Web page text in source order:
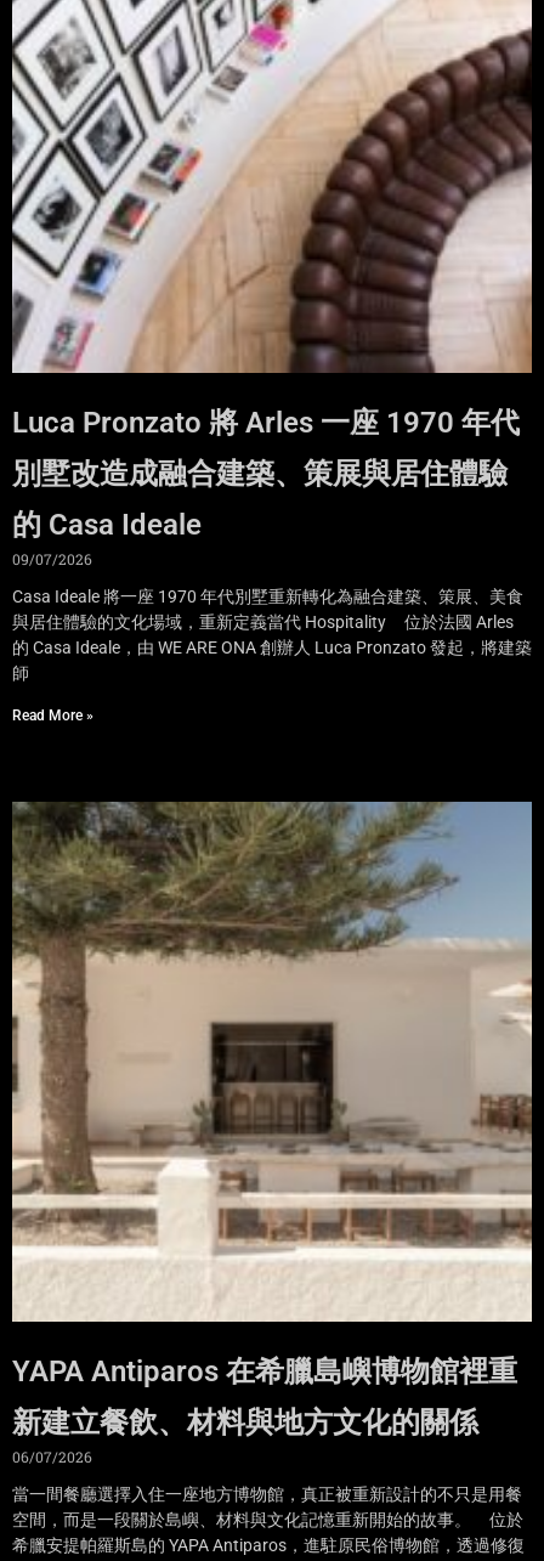
Luca Pronzato 將 Arles 一座 1970 年代
別墅改造成融合建築、策展與居住體驗
的 Casa Ideale
09/07/2026
Casa Ideale 將一座 1970 年代別墅重新轉化為融合建築、策展、美食
與居住體驗的文化場域，重新定義當代 Hospitality 位於法國 Arles
的 Casa Ideale，由 WE ARE ONA 創辦人 Luca Pronzato 發起，將建築
師
Read More »
YAPA Antiparos 在希臘島嶼博物館裡重
新建立餐飲、材料與地方文化的關係
06/07/2026
當一間餐廳選擇入住一座地方博物館，真正被重新設計的不只是用餐
空間，而是一段關於島嶼、材料與文化記憶重新開始的故事。 位於
希臘安提帕羅斯島的 YAPA Antiparos，進駐原民俗博物館，透過修復